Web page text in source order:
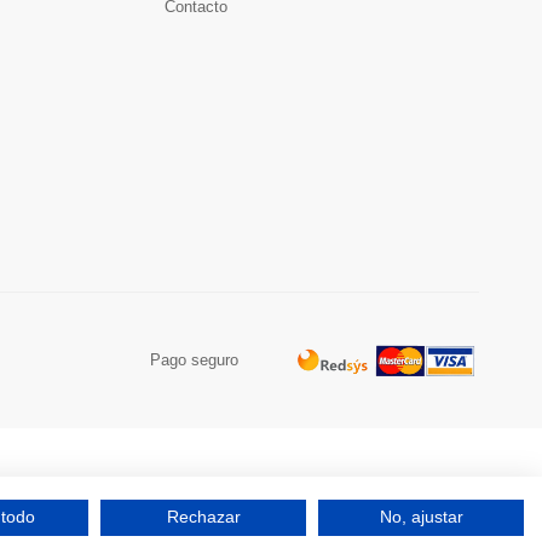
Contacto
Pago seguro
Rechazar No, ajustar